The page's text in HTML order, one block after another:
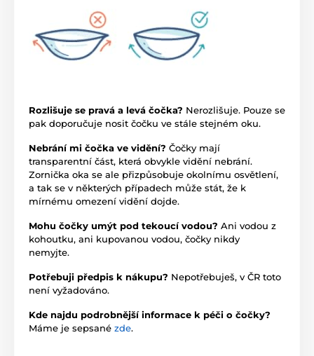
Rozlišuje se pravá a levá čočka? Nerozlišuje. Pouze se
pak doporučuje nosit čočku ve stále stejném oku.
Nebrání mi čočka ve vidění? Čočky mají
transparentní část, která obvykle vidění nebrání.
Zornička oka se ale přizpůsobuje okolnímu osvětlení,
a tak se v některých případech může stát, že k
mírnému omezení vidění dojde.
Mohu čočky umýt pod tekoucí vodou? Ani vodou z
kohoutku, ani kupovanou vodou, čočky nikdy
nemyjte.
Potřebuji předpis k nákupu? Nepotřebuješ, v ČR toto
není vyžadováno.
Kde najdu podrobnější informace k péči o čočky?
Máme je sepsané zde.